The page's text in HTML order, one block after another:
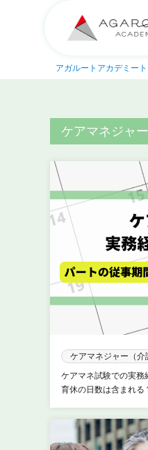
アガルートアカデミー
ケアマネジャ
ケアマネジャー（
ケアマネ試験での実務
育休の日数は含まれる